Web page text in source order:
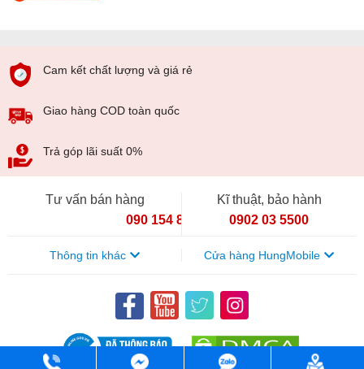
Cam kết chất lượng và giá rẻ
Giao hàng COD toàn quốc
Trả góp lãi suất 0%
Tư vấn bán hàng
090 154 8866
Kĩ thuật, bảo hành
0902 03 5500
Thông tin khác Cửa hàng HungMobile